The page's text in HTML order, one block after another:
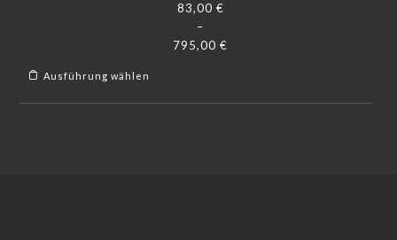
83,00 €
–
795,00 €
Ausführung wählen